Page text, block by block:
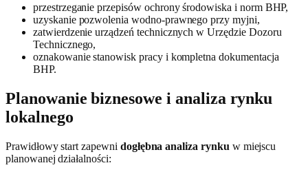
przestrzeganie przepisów ochrony środowiska i norm BHP,
uzyskanie pozwolenia wodno-prawnego przy myjni,
zatwierdzenie urządzeń technicznych w Urzędzie Dozoru
Technicznego,
oznakowanie stanowisk pracy i kompletna dokumentacja
BHP.
Planowanie biznesowe i analiza rynku
lokalnego
Prawidłowy start zapewni dogłębna analiza rynku w miejscu
planowanej działalności: